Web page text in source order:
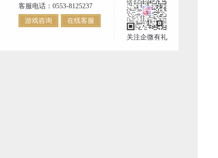
客服电话：0553-8125237
游戏咨询
在线客服
关注企微有礼